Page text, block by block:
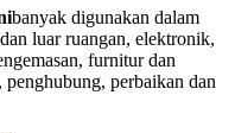
banyak digunakan dalam
luar ruangan, elektronik,
furnitur dan
perbaikan dan